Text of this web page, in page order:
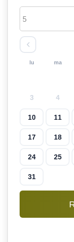
lu ma
3 4
10 11
17 18
24 25
31